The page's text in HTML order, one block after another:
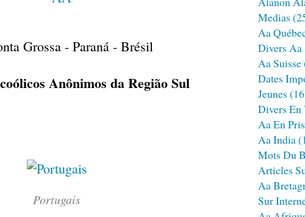
Grossa - Paraná - Brésil
Anônimos da Região Sul
Portugais
Medias
Aa
Divers Aa
Aa Suisse
Dates
Jeunes
Divers En
Aa En
Aa India
Mots Du
Articles
Aa
Sur